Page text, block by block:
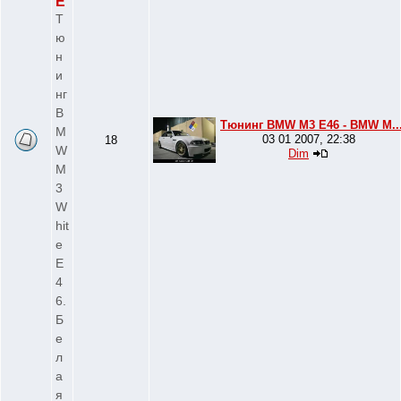
Т
ю
н
и
нг
B
M
W
M
3
W
hit
e
E
4
6.
Б
е
л
а
я
18
Тюнинг BMW M3 E46 - BMW
03 01 2007, 22:38
Dim